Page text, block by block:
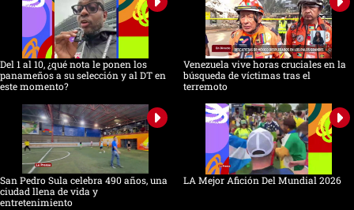
Del 1 al 10, ¿qué nota le ponen los
panameños a su selección y al DT en
este momento?
Venezuela vive horas cruciales en la
búsqueda de víctimas tras el
terremoto
San Pedro Sula celebra 490 años, una
ciudad llena de vida y
entretenimiento
LA Mejor Afición Del Mundial 2026